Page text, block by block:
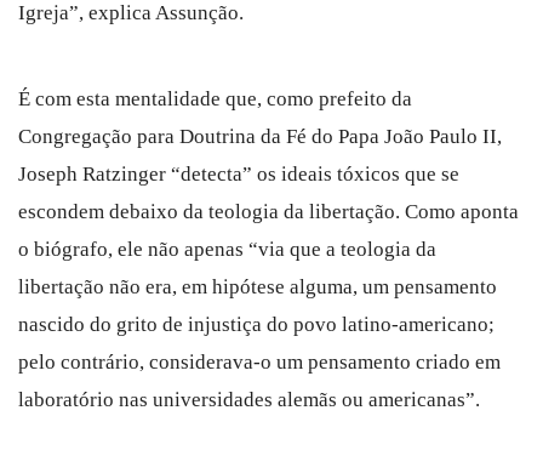
Igreja”, explica Assunção.
É com esta mentalidade que, como prefeito da
Congregação para Doutrina da Fé do Papa João Paulo II,
Joseph Ratzinger “detecta” os ideais tóxicos que se
escondem debaixo da teologia da libertação. Como aponta
o biógrafo, ele não apenas “via que a teologia da
libertação não era, em hipótese alguma, um pensamento
nascido do grito de injustiça do povo latino-americano;
pelo contrário, considerava-o um pensamento criado em
laboratório nas universidades alemãs ou americanas”.